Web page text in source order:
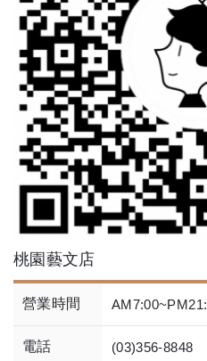
桃園藝文店
營業時間
電話 (03)356-8848